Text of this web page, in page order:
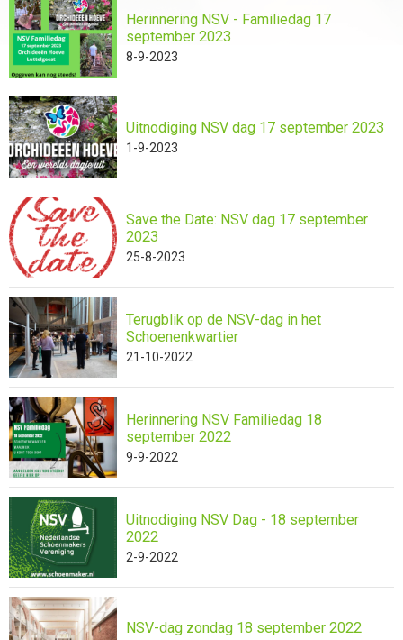
Herinnering NSV - Familiedag 17
september 2023
8-9-2023
Uitnodiging NSV dag 17 september 2023
1-9-2023
Save the Date: NSV dag 17 september
2023
25-8-2023
Terugblik op de NSV-dag in het
Schoenenkwartier
21-10-2022
Herinnering NSV Familiedag 18
september 2022
9-9-2022
Uitnodiging NSV Dag - 18 september
2022
2-9-2022
NSV-dag zondag 18 september 2022